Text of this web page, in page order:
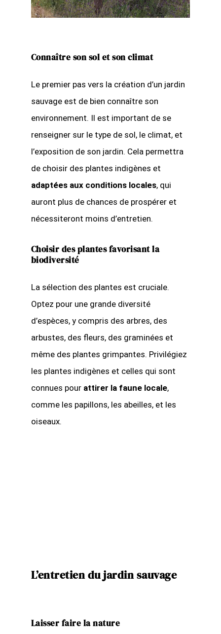
Connaître son sol et son climat
Le premier pas vers la création d’un jardin
sauvage est de bien connaître son
environnement. Il est important de se
renseigner sur le type de sol, le climat, et
l’exposition de son jardin. Cela permettra
de choisir des plantes indigènes et
adaptées aux conditions locales, qui
auront plus de chances de prospérer et
nécessiteront moins d’entretien.
Choisir des plantes favorisant la
biodiversité
La sélection des plantes est cruciale.
Optez pour une grande diversité
d’espèces, y compris des arbres, des
arbustes, des fleurs, des graminées et
même des plantes grimpantes. Privilégiez
les plantes indigènes et celles qui sont
connues pour attirer la faune locale,
comme les papillons, les abeilles, et les
oiseaux.
L’entretien du jardin sauvage
Laisser faire la nature